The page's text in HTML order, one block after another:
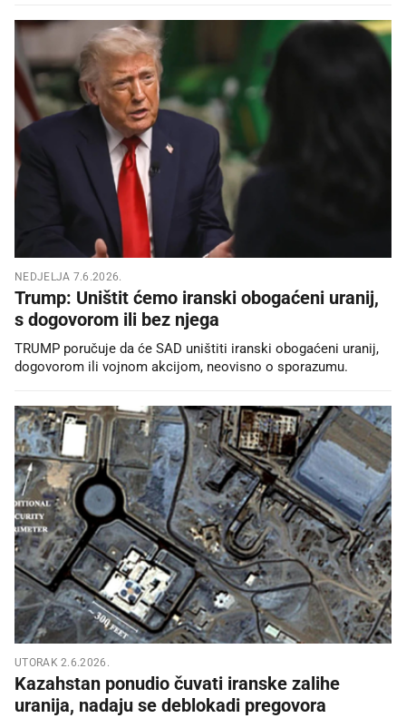
NEDJELJA 7.6.2026.
Trump: Uništit ćemo iranski obogaćeni uranij,
s dogovorom ili bez njega
TRUMP poručuje da će SAD uništiti iranski obogaćeni uranij,
dogovorom ili vojnom akcijom, neovisno o sporazumu.
UTORAK 2.6.2026.
Kazahstan ponudio čuvati iranske zalihe
uranija, nadaju se deblokadi pregovora